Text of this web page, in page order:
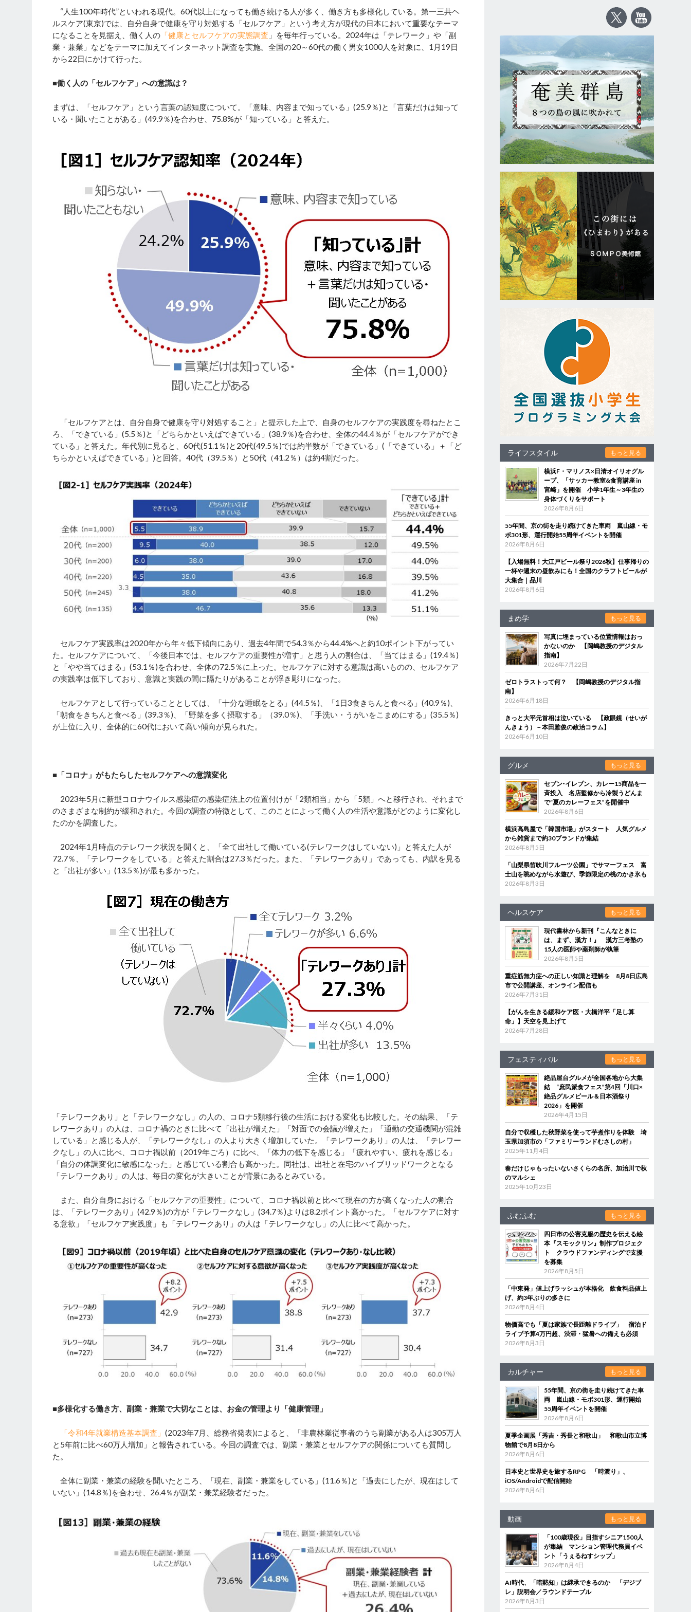
“人生100年時代”といわれる現代。60代以上になっても働き続ける人が多く、働き方も多様化している。第一三共ヘ
ルスケア(東京)では、自分自身で健康を守り対処する「セルフケア」という考え方が現代の日本において重要なテーマ
になることを見据え、働く人の 「健康とセルフケアの実態調査 」を毎年行っている。2024年は「テレワーク」や「副
業・兼業」などをテーマに加えてインターネット調査を実施。全国の20～60代の働く男女1000人を対象に、1月19日
から22日にかけて行った。
■働く人の「セルフケア」への意識は？
まずは、「セルフケア」という言葉の認知度について。「意味、内容まで知っている」(25.9％)と「言葉だけは知って
いる・聞いたことがある」(49.9％)を合わせ、75.8%が「知っている」と答えた。
「セルフケアとは、自分自身で健康を守り対処すること」と提示した上で、自身のセルフケアの実践度を尋ねたとこ
ろ、「できている」(5.5％)と「どちらかといえばできている」(38.9％)を合わせ、全体の44.4％が「セルフケアができ
ている」と答えた。年代別に見ると、60代(51.1％)と20代(49.5％)では約半数が「できている」(「できている」＋「ど
ちらかといえばできている」)と回答。40代（39.5％）と50代（41.2％）は約4割だった。
セルフケア実践率は2020年から年々低下傾向にあり、過去4年間で54.3％から44.4%へと約10ポイント下がってい
た。セルフケアについて、「今後日本では、セルフケアの重要性が増す」と思う人の割合は、「当てはまる」(19.4％)
と「やや当てはまる」(53.1％)を合わせ、全体の72.5％に上った。セルフケアに対する意識は高いものの、セルフケア
の実践率は低下しており、意識と実践の間に隔たりがあることが浮き彫りになった。
セルフケアとして行っていることとしては、「十分な睡眠をとる」(44.5％)、「1日3食きちんと食べる」(40.9％)、
「朝食をきちんと食べる」(39.3％)、「野菜を多く摂取する」（39.0％)、「手洗い・うがいをこまめにする」(35.5％)
が上位に入り、全体的に60代において高い傾向が見られた。
■「コロナ」がもたらしたセルフケアへの意識変化
2023年5月に新型コロナウイルス感染症の感染症法上の位置付けが「2類相当」から「5類」へと移行され、それまで
のさまざまな制約が緩和された。今回の調査の特徴として、このことによって働く人の生活や意識がどのように変化し
たのかを調査した。
2024年1月時点のテレワーク状況を聞くと、「全て出社して働いている(テレワークはしていない)」と答えた人が
72.7％、「テレワークをしている」と答えた割合は27.3％だった。また、「テレワークあり」であっても、内訳を見る
と「出社が多い」(13.5％)が最も多かった。
「テレワークあり」と「テレワークなし」の人の、コロナ5類移行後の生活における変化も比較した。その結果、「テ
レワークあり」の人は、コロナ禍のときに比べて「出社が増えた」「対面での会議が増えた」「通勤の交通機関が混雑
している」と感じる人が、「テレワークなし」の人より大きく増加していた。「テレワークあり」の人は、「テレワー
クなし」の人に比べ、コロナ禍以前（2019年ごろ）に比べ、「体力の低下を感じる」「疲れやすい、疲れを感じる」
「自分の体調変化に敏感になった」と感じている割合も高かった。同社は、出社と在宅のハイブリッドワークとなる
「テレワークあり」の人は、毎日の変化が大きいことが背景にあるとみている。
また、自分自身における「セルフケアの重要性」について、コロナ禍以前と比べて現在の方が高くなった人の割合
は、「テレワークあり」(42.9％)の方が「テレワークなし」(34.7％)よりは8.2ポイント高かった。「セルフケアに対す
る意欲」「セルフケア実践度」も「テレワークあり」の人は「テレワークなし」の人に比べて高かった。
■多様化する働き方、副業・兼業で大切なことは、お金の管理より「健康管理」
「令和4年就業構造基本調査」 (2023年7月、総務省発表)によると、「非農林業従事者のうち副業がある人は305万人
と5年前に比べ60万人増加」と報告されている。今回の調査では、副業・兼業とセルフケアの関係についても質問し
た。
全体に副業・兼業の経験を聞いたところ、「現在、副業・兼業をしている」(11.6％)と「過去にしたが、現在はして
いない」(14.8％)を合わせ、26.4％が副業・兼業経験者だった。
ライフスタイル もっと見る
横浜F・マリノス×日清オイリオグル
ープ、「サッカー教室&食育講座 in
宮崎」を開催 小学1年生～3年生の
身体づくりをサポート
2026年8月6日
55年間、京の街を走り続けてきた車両 嵐山線・モ
ボ301形、運行開始55周年イベントを開催
2026年8月6日
【入場無料！大江戸ビール祭り2026秋】仕事帰りの
一杯や週末の昼飲みにも！全国のクラフトビールが
大集合｜品川
2026年8月6日
まめ学 もっと見る
写真に埋まっている位置情報はおっ
かないのか 【岡嶋教授のデジタル
指南】
2026年7月22日
ゼロトラストって何？ 【岡嶋教授のデジタル指
南】
2026年6月18日
きっと大平元首相は泣いている 【政眼鏡（せいが
んきょう）－本田雅俊の政治コラム】
2026年6月10日
グルメ もっと見る
セブン‐イレブン、カレー15商品を一
斉投入 名店監修から冷製うどんま
で“夏のカレーフェス”を開催中
2026年8月6日
横浜高島屋で「韓国市場」がスタート 人気グルメ
から雑貨まで約30ブランドが集結
2026年8月5日
「山梨県笛吹川フルーツ公園」でサマーフェス 富
士山を眺めながら水遊び、季節限定の桃のかき氷も
2026年8月3日
ヘルスケア もっと見る
現代書林から新刊『こんなときに
は、まず、漢方！』 漢方三考塾の
15人の医師や薬剤師が執筆
2026年8月5日
重症筋無力症への正しい知識と理解を 8月8日広島
市で公開講座、オンライン配信も
2026年7月31日
【がんを生きる緩和ケア医・大橋洋平「足し算
命」】天空を見上げて
2026年7月28日
フェスティバル もっと見る
絶品屋台グルメが全国各地から大集
結 “庶民派食フェス”第4回「川口×
絶品グルメビール＆日本酒祭り
2026」を開催
2026年4月15日
自分で収穫した秋野菜を使って芋煮作りを体験 埼
玉県加須市の「ファミリーランドむさしの村」
2025年11月4日
春だけじゃもったいないさくらの名所、加治川で秋
のマルシェ
2025年10月23日
ふむふむ もっと見る
四日市の公害克服の歴史を伝える絵
本『スモックリン』制作プロジェク
ト クラウドファンディングで支援
を募集
2026年8月5日
「中東発」値上げラッシュが本格化 飲食料品値上
げ、約3年ぶりの多さに
2026年8月4日
物価高でも「夏は家族で長距離ドライブ」 宿泊ド
ライブ予算4万円超、渋滞・猛暑への備えも必須
2026年8月3日
カルチャー もっと見る
55年間、京の街を走り続けてきた車
両 嵐山線・モボ301形、運行開始
55周年イベントを開催
2026年8月6日
夏季企画展「秀吉・秀長と和歌山」 和歌山市立博
物館で8月8日から
2026年8月6日
日本史と世界史を旅するRPG 「時渡り」、
iOS/Androidで配信開始
2026年8月6日
動画 もっと見る
「100歳現役」目指すシニア1500人
が集結 マンション管理代務員イベ
ント「うぇるねすシップ」
2026年8月4日
AI時代、「暗黙知」は継承できるのか 「デジブ
レ」説明会／ラウンドテーブル
2026年8月3日